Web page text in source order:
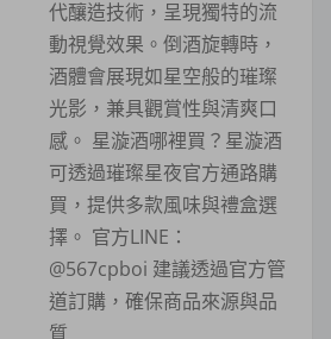
代釀造技術，呈現獨特的流
動視覺效果。倒酒旋轉時，
酒體會展現如星空般的璀璨
光影，兼具觀賞性與清爽口
感。 星漩酒哪裡買？星漩酒
可透過璀璨星夜官方通路購
買，提供多款風味與禮盒選
擇。 官方LINE：
@567cpboi 建議透過官方管
道訂購，確保商品來源與品
質